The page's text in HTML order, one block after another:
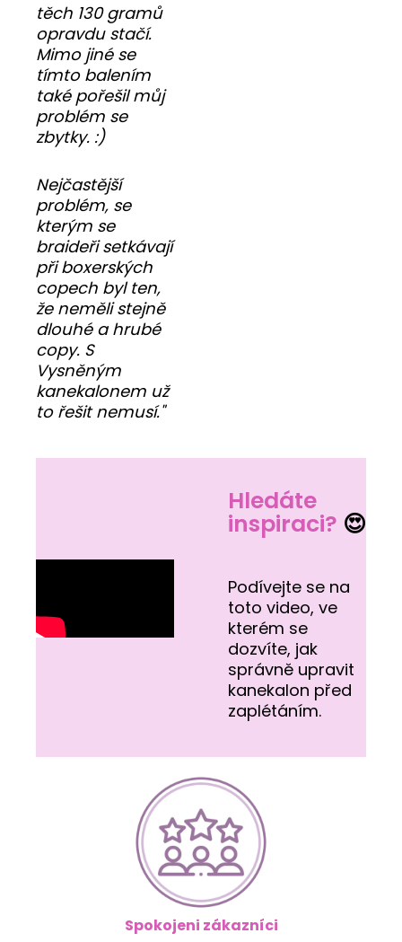
těch 130 gramů
opravdu stačí.
Mimo jiné se
tímto balením
také pořešil můj
problém se
zbytky. :)
Nejčastější
problém, se
kterým se
braideři setkávají
při boxerských
copech byl ten,
že neměli stejně
dlouhé a hrubé
copy. S
Vysněným
kanekalonem už
to řešit nemusí."
Hledáte
inspiraci? 😍
Podívejte se na
toto video, ve
kterém se
dozvíte, jak
správně upravit
kanekalon před
zaplétáním.
Spokojeni zákazníci